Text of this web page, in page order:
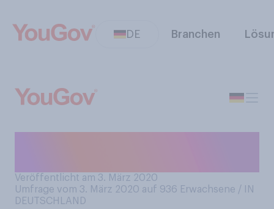
DE Branchen
Veröffentlicht am 3. März 2020
Umfrage vom 3. März 2020 auf 936 Erwachsene / IN
DEUTSCHLAND